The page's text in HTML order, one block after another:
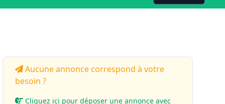
Aucune annonce correspond à votre
besoin ?
Cliquez ici pour déposer une annonce avec